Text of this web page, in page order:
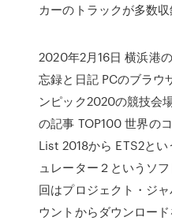
カーのトラックが多数収
2020年2月16日 横浜港
忘録と日記 PCのブラウ
ンピック2020の競技会
の記事 TOP100 世界の
List 2018から ETS2と
ュレーター２というソ
回はプロジェクト・ジ
ウントからダウンロー